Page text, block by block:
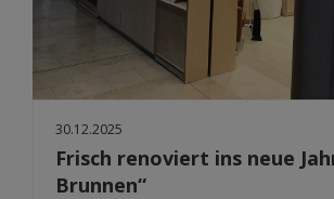
30.12.2025
Frisch renoviert ins neue
Brunnen“